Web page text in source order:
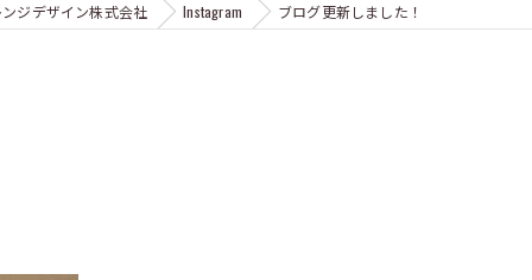
ジデザイン株式会社 Instagram ブログ更新しました！